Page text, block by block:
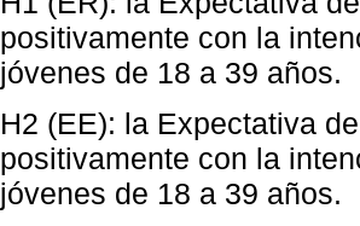
positivamente con la
jóvenes de 18 a 39 años.
H2 (EE): la Expectativa
positivamente con la
jóvenes de 18 a 39 años.